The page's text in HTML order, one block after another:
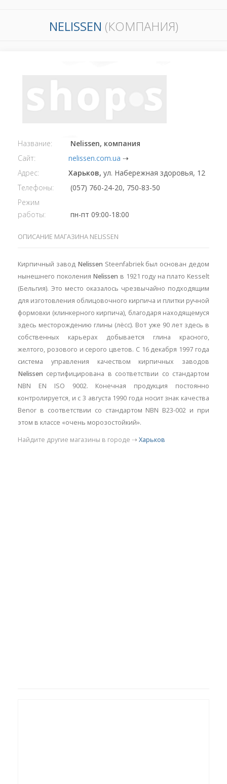
NELISSEN (КОМПАНИЯ)
Название:
Nelissen, компания
Сайт:
nelissen.com.ua ⇢
Адрес:
Харьков, ул. Набережная здоровья, 12
Телефоны:
(057) 760-24-20, 750-83-50
Режим
работы:
пн-пт 09:00-18:00
ОПИСАНИЕ МАГАЗИНА NELISSEN
Кирпичный завод Nelissen Steenfabriek был основан дедом
нынешнего поколения Nelissen в 1921 году на плато Kesselt
(Бельгия). Это место оказалось чрезвычайно подходящим
для изготовления облицовочного кирпича и плитки ручной
формовки (клинкерного кирпича), благодаря находящемуся
здесь месторождению глины (лёсс). Вот уже 90 лет здесь в
собственных карьерах добывается глина красного,
желтого, розового и серого цветов. С 16 декабря 1997 года
система управления качеством кирпичных заводов
Nelissen сертифицирована в соответствии со стандартом
NBN EN ISO 9002. Конечная продукция постоянно
контролируется, и с 3 августа 1990 года носит знак качества
Benor в соответствии со стандартом NBN B23-002 и при
этом в классе «очень морозостойкий».
Найдите другие магазины в городе ⇢ Харьков